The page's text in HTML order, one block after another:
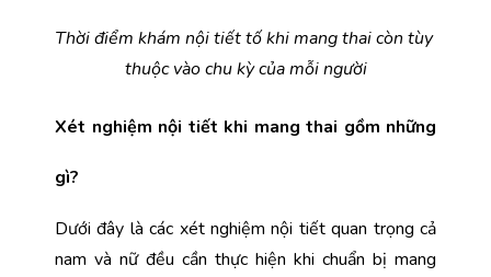
Thời điểm khám nội tiết tố khi mang thai còn tùy
thuộc vào chu kỳ của mỗi người
Xét nghiệm nội tiết khi mang thai gồm những
gì?
Dưới đây là các xét nghiệm nội tiết quan trọng cả
nam và nữ đều cần thực hiện khi chuẩn bị mang